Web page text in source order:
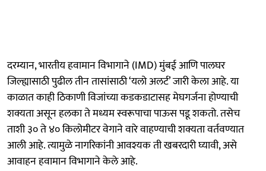
दरम्यान, भारतीय हवामान विभागाने (IMD) मुंबई आणि पालघर
जिल्ह्यासाठी पुढील तीन तासांसाठी ‘यलो अलर्ट’ जारी केला आहे. या
काळात काही ठिकाणी विजांच्या कडकडाटासह मेघगर्जना होण्याची
शक्यता असून हलका ते मध्यम स्वरूपाचा पाऊस पडू शकतो. तसेच
ताशी ३० ते ४० किलोमीटर वेगाने वारे वाहण्याची शक्यता वर्तवण्यात
आली आहे. त्यामुळे नागरिकांनी आवश्यक ती खबरदारी घ्यावी, असे
आवाहन हवामान विभागाने केले आहे.